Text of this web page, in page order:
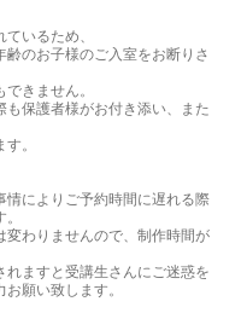
いるため、
のお子様のご入室をお断りさ
きません。
保護者様がお付き添い、また
。
によりご予約時間に遅れる際
わりませんので、制作時間が
ますと受講生さんにご迷惑を
願い致します。